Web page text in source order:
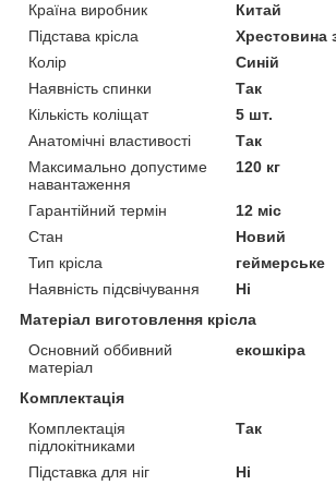
Країна виробник
Китай
Підстава крісла
Хрестовина
Колір
Синій
Наявність спинки
Так
Кількість коліщат
5 шт.
Анатомічні властивості
Так
Максимально допустиме
навантаження
120 кг
Гарантійний термін
12 міс
Стан
Новий
Тип крісла
геймерське
Наявність підсвічування
Ні
Матеріал виготовлення крісла
Основний оббивний
матеріал
екошкіра
Комплектація
Комплектація
підлокітниками
Так
Підставка для ніг
Ні